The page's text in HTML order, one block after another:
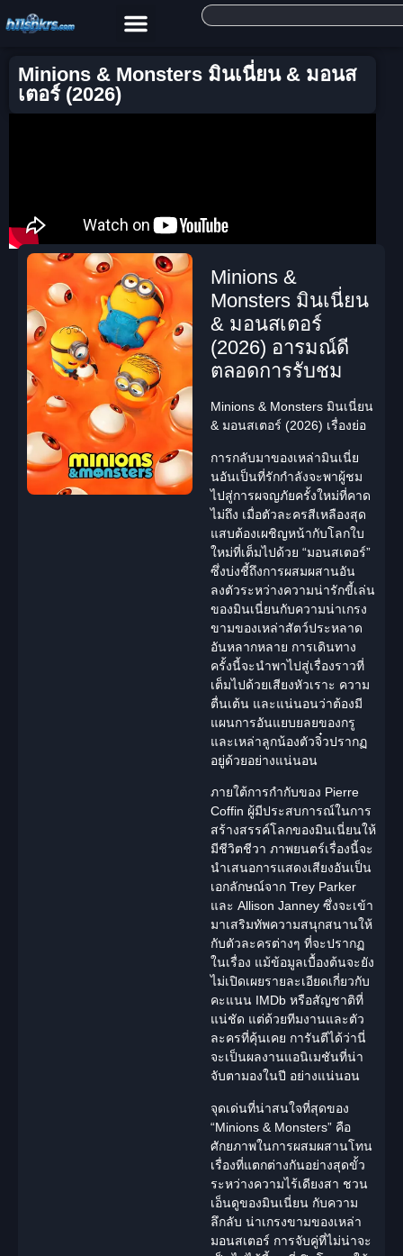
Minions & Monsters มินเนี่ยน & มอนส
เตอร์ (2026)
Minions &
Monsters มินเนี่ยน
& มอนสเตอร์
(2026) อารมณ์ดี
ตลอดการรับชม
Minions & Monsters มินเนี่ยน
& มอนสเตอร์ (2026) เรื่องย่อ
การกลับมาของเหล่ามินเนี่ย
นอันเป็นที่รักกำลังจะพาผู้ชม
ไปสู่การผจญภัยครั้งใหม่ที่คาด
ไม่ถึง เมื่อตัวละครสีเหลืองสุด
แสบต้องเผชิญหน้ากับโลกใบ
ใหม่ที่เต็มไปด้วย “มอนสเตอร์”
ซึ่งบ่งชี้ถึงการผสมผสานอัน
ลงตัวระหว่างความน่ารักขี้เล่น
ของมินเนี่ยนกับความน่าเกรง
ขามของเหล่าสัตว์ประหลาด
อันหลากหลาย การเดินทาง
ครั้งนี้จะนำพาไปสู่เรื่องราวที่
เต็มไปด้วยเสียงหัวเราะ ความ
ตื่นเต้น และแน่นอนว่าต้องมี
แผนการอันแยบยลยของกรู
และเหล่าลูกน้องตัวจิ๋วปรากฏ
อยู่ด้วยอย่างแน่นอน
ภายใต้การกำกับของ Pierre
Coffin ผู้มีประสบการณ์ในการ
สร้างสรรค์โลกของมินเนี่ยนให้
มีชีวิตชีวา ภาพยนตร์เรื่องนี้จะ
นำเสนอการแสดงเสียงอันเป็น
เอกลักษณ์จาก Trey Parker
และ Allison Janney ซึ่งจะเข้า
มาเสริมทัพความสนุกสนานให้
กับตัวละครต่างๆ ที่จะปรากฏ
ในเรื่อง แม้ข้อมูลเบื้องต้นจะยัง
ไม่เปิดเผยรายละเอียดเกี่ยวกับ
คะแนน IMDb หรือสัญชาติที่
แน่ชัด แต่ด้วยทีมงานและตัว
ละครที่คุ้นเคย การันตีได้ว่านี่
จะเป็นผลงานแอนิเมชันที่น่า
จับตามองในปี อย่างแน่นอน
จุดเด่นที่น่าสนใจที่สุดของ
“Minions & Monsters” คือ
ศักยภาพในการผสมผสานโทน
เรื่องที่แตกต่างกันอย่างสุดขั้ว
ระหว่างความไร้เดียงสา ชวน
เอ็นดูของมินเนี่ยน กับความ
ลึกลับ น่าเกรงขามของเหล่า
มอนสเตอร์ การจับคู่ที่ไม่น่าจะ